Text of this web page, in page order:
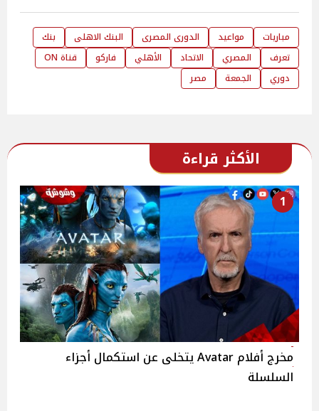
مباريات مواعيد الدورى المصرى البنك الاهلى
بنك
تعرف
المصري الاتحاد الأهلي فاركو
قناة ON
دوري
الجمعة مصر
الأكثر قراءة
1
مخرج أفلام Avatar يتخلى عن استكمال أجزاء
السلسلة